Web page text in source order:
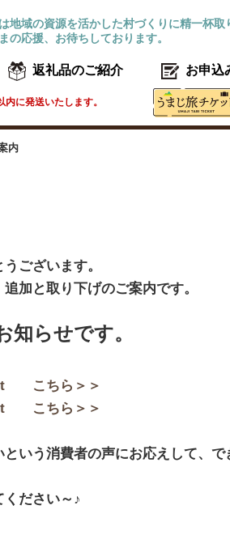
地域の資源を活かした村づくりに精一杯取
の応援、お待ちしております。
返礼品のご紹介 お申込
に発送いたします。
内
ございます。
加と取り下げのご案内です。
知らせです。
こちら＞＞
こちら＞＞
いう消費者の声にお応えして、で
ださい～♪